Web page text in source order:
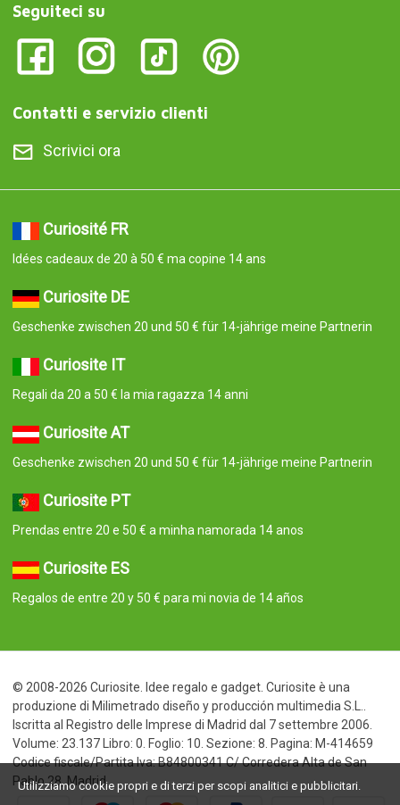
Seguiteci su
Contatti e servizio clienti
Scrivici ora
Curiosité FR
Idées cadeaux de 20 à 50 € ma copine 14 ans
Curiosite DE
Geschenke zwischen 20 und 50 € für 14-jährige meine Partnerin
Curiosite IT
Regali da 20 a 50 € la mia ragazza 14 anni
Curiosite AT
Geschenke zwischen 20 und 50 € für 14-jährige meine Partnerin
Curiosite PT
Prendas entre 20 e 50 € a minha namorada 14 anos
Curiosite ES
Regalos de entre 20 y 50 € para mi novia de 14 años
© 2008-2026 Curiosite. Idee regalo e gadget. Curiosite è una
produzione di Milimetrado diseño y producción multimedia S.L..
Iscritta al Registro delle Imprese di Madrid dal 7 settembre 2006.
Volume: 23.137 Libro: 0. Foglio: 10. Sezione: 8. Pagina: M-414659
Codice fiscale/Partita Iva: B84800341 C/ Corredera Alta de San
Pablo 28, Madrid
Utilizziamo cookie propri e di terzi per scopi analitici e pubblicitari.